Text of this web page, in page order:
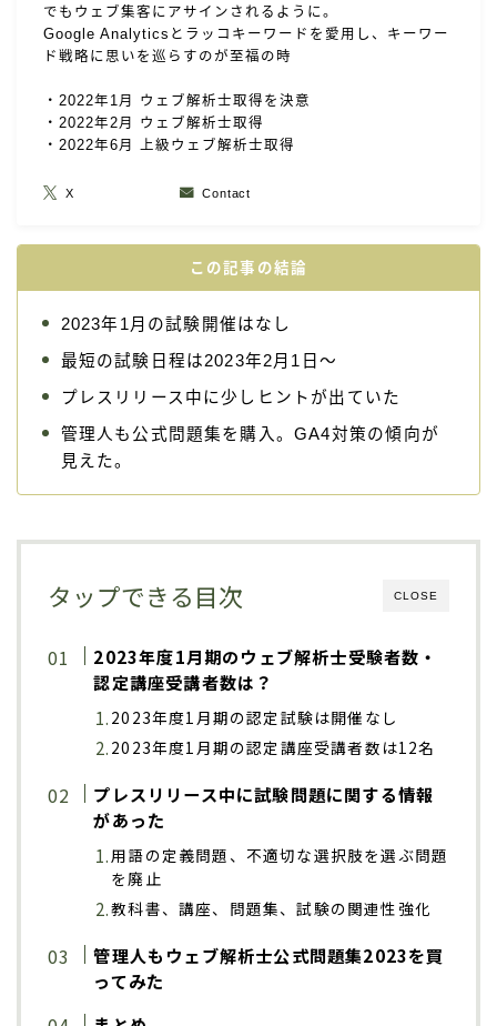
でもウェブ集客にアサインされるように。
Google Analyticsとラッコキーワードを愛用し、キーワー
ド戦略に思いを巡らすのが至福の時
・2022年1月 ウェブ解析士取得を決意
・2022年2月 ウェブ解析士取得
・2022年6月 上級ウェブ解析士取得
X Contact
この記事の結論
2023年1月の試験開催はなし
最短の試験日程は2023年2月1日～
プレスリリース中に少しヒントが出ていた
管理人も公式問題集を購入。GA4対策の傾向が
見えた。
CLOSE
タップできる目次
2023年度1月期のウェブ解析士受験者数・
認定講座受講者数は？
2023年度1月期の認定試験は開催なし
2023年度1月期の認定講座受講者数は12名
プレスリリース中に試験問題に関する情報
があった
用語の定義問題、不適切な選択肢を選ぶ問題
を廃止
教科書、講座、問題集、試験の関連性強化
管理人もウェブ解析士公式問題集2023を買
ってみた